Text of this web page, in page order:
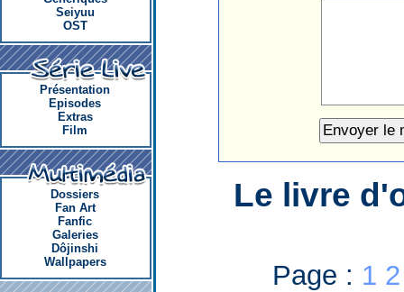
Seiyuu
OST
Présentation
Episodes
Extras
Film
Dossiers
Fan Art
Fanfic
Galeries
Dôjinshi
Wallpapers
Le livre
Page : 1 2